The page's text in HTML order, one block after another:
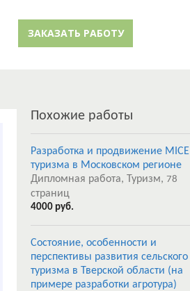
ЗАКАЗАТЬ РАБОТУ
Похожие работы
Разработка и продвижение MICE
туризма в Московском регионе
Дипломная работа, Туризм, 78
страниц
4000 руб.
Состояние, особенности и
перспективы развития сельского
туризма в Тверской области (на
примере разработки агротура)